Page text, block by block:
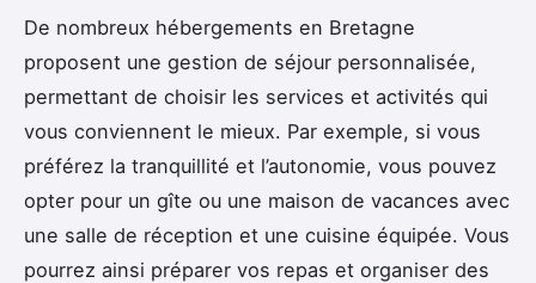
De nombreux hébergements en Bretagne
proposent une gestion de séjour personnalisée,
permettant de choisir les services et activités qui
vous conviennent le mieux. Par exemple, si vous
préférez la tranquillité et l’autonomie, vous pouvez
opter pour un gîte ou une maison de vacances avec
une salle de réception et une cuisine équipée. Vous
pourrez ainsi préparer vos repas et organiser des